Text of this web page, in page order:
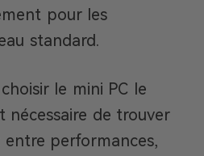
pour les
standard.
le mini PC le
nécessaire de trouver
performances,